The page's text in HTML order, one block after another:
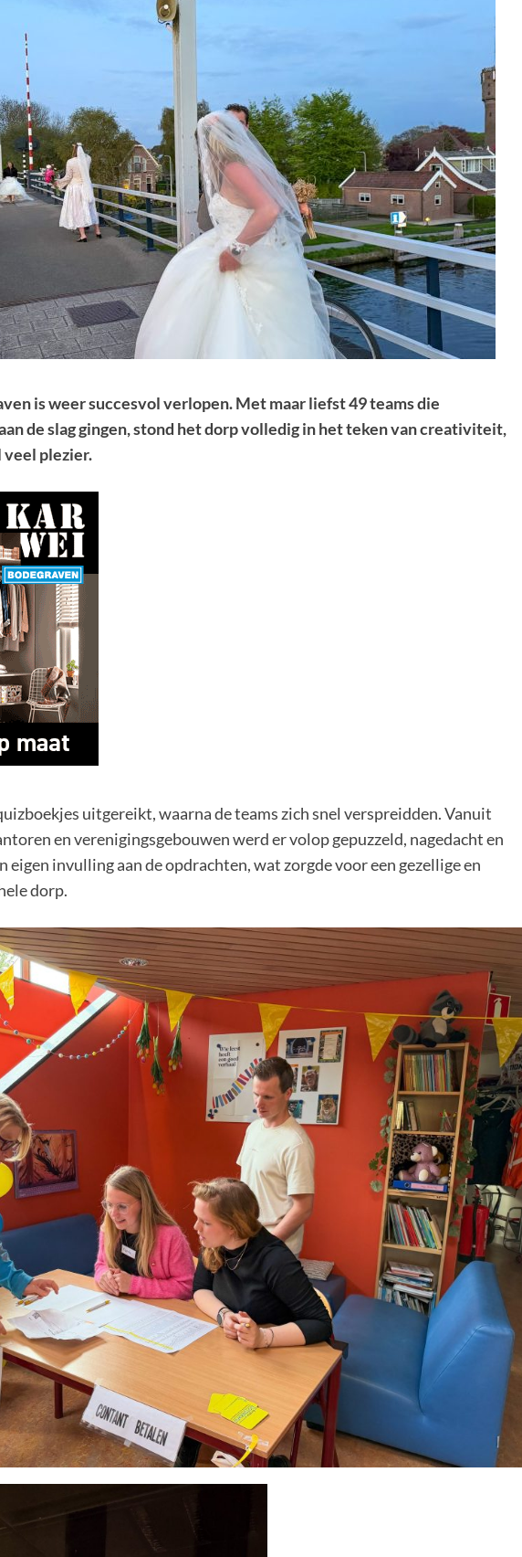
is weer succesvol verlopen. Met maar liefst 49 teams die
de slag gingen, stond het dorp volledig in het teken van creativiteit,
veel plezier.
uitgereikt, waarna de teams zich snel verspreidden. Vanuit
en verenigingsgebouwen werd er volop gepuzzeld, nagedacht en
eigen invulling aan de opdrachten, wat zorgde voor een gezellige en
dorp.